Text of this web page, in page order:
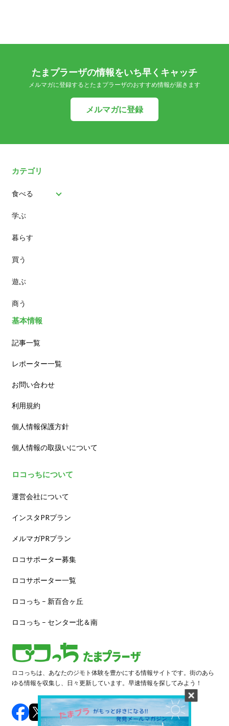
たまプラーザの情報をいち早くキャッチ
メルマガに登録するとたまプラーザのおすすめ情報が届きます
メルマガに登録
カテゴリ
食べる
パン
スイーツ
ランチ
カフェ
学ぶ
暮らす
買う
遊ぶ
商う
基本情報
記事一覧
レポーター一覧
お問い合わせ
利用規約
個人情報保護方針
個人情報の取扱いについて
ロコっちについて
運営会社について
インスタPRプラン
メルマガPRプラン
ロコサポーター募集
ロコサポーター一覧
ロコっち – 新百合ヶ丘
ロコっち – センター北＆南
ロコっちは、あなたのジモト体験を豊かにする情報サイトです。街のあら
ゆる情報を収集し、日々更新しています。早速情報を探してみよう！